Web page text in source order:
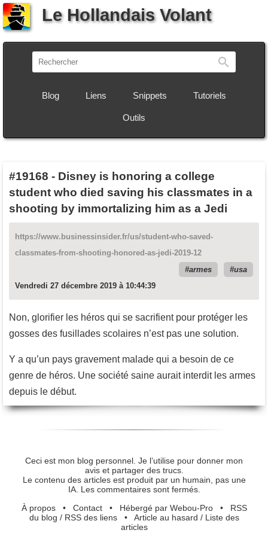
Le Hollandais Volant
Blog Liens Snippets Tutoriels
Outils
#19168 - Disney is honoring a college
student who died saving his classmates in a
shooting by immortalizing him as a Jedi
https://www.businessinsider.fr/us/student-who-saved-
classmates-from-shooting-honored-as-jedi-2019-12
armes
usa
Vendredi 27 décembre 2019 à 10:44:39
Non, glorifier les héros qui se sacrifient pour protéger les
gosses des fusillades scolaires n’est pas une solution.
Y a qu’un pays gravement malade qui a besoin de ce
genre de héros. Une société saine aurait interdit les armes
depuis le début.
Ceci est mon blog personnel. Je l’utilise pour donner mon
avis et partager des trucs.
Le contenu des articles est produit par un humain, pas une
IA. Les commentaires sont fermés.
À propos• Contact• Hébergé par Webou-Pro• RSS
du blog / RSS des liens• Article au hasard / Liste des
articles